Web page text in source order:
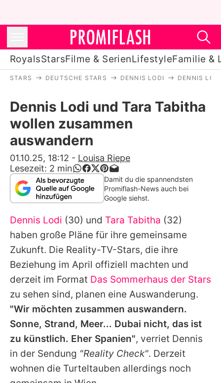
RoyalsStarsFilme & SerienLifestyleFamilie &
Stars
Filme & Serien
Lifestyle
Familie & Liebe
Promiflash Exklusiv
Alle Themen auf Promiflash
Jobs
App runterladen
Team
Redaktionelle Richtlinien
Impressum
Datenschutzerklärung
Nutzungsbedingungen
STARS DEUTSCHE STARS DENNIS LODI DENNIS
Dennis Lodi und Tara Tabitha
wollen zusammen
auswandern
01.10.25, 18:12 - Louisa Riepe
Lesezeit: 2 min
Damit du die spannendsten
Promiflash-News auch bei
Google siehst.
Dennis Lodi (30) und Tara Tabitha (32)
haben große Pläne für ihre gemeinsame
Zukunft. Die Reality-TV-Stars, die ihre
Beziehung im April offiziell machten und
derzeit im Format Das Sommerhaus der Stars
zu sehen sind, planen eine Auswanderung.
"Wir möchten zusammen auswandern.
Sonne, Strand, Meer... Dubai nicht, das ist
zu künstlich. Eher Spanien", verriet Dennis
in der Sendung "Reality Check". Derzeit
wohnen die Turteltauben allerdings noch